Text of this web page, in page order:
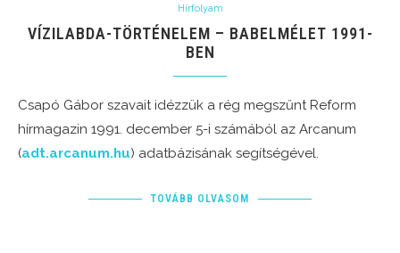
Hírfolyam
VÍZILABDA-TÖRTÉNELEM – BABELMÉLET 1991-
BEN
Csapó Gábor szavait idézzük a rég megszűnt Reform
hírmagazin 1991. december 5-i számából az Arcanum
(adt.arcanum.hu) adatbázisának segítségével.
TOVÁBB OLVASOM